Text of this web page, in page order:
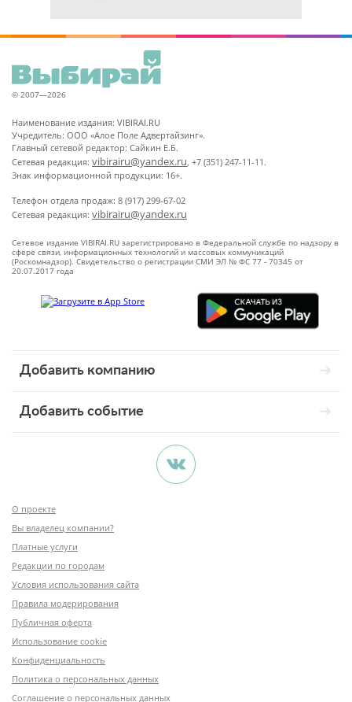
© 2007—2026
Наименование издания: VIBIRAI.RU
Учредитель: ООО «Алое Поле Адвертайзинг».
Главный сетевой редактор: Сайкин Е.Б.
Сетевая редакция: vibirairu@yandex.ru, +7 (351) 247-11-11.
Знак информационной продукции: 16+.
Телефон отдела продаж: 8 (917) 299-67-02
Сетевая редакция: vibirairu@yandex.ru
Сетевое издание VIBIRAI.RU зарегистрировано в Федеральной службе по надзору в
сфере связи, информационных технологий и массовых коммуникаций
(Роскомнадзор). Свидетельство о регистрации СМИ ЭЛ № ФС 77 - 70345 от
20.07.2017 года
Добавить компанию
Добавить событие
О проекте
Вы владелец компании?
Платные услуги
Редакции по городам
Условия использования сайта
Правила модерирования
Публичная оферта
Использование cookie
Конфиденциальность
Политика о персональных данных
Соглашение о персональных данных